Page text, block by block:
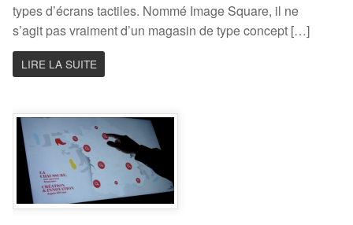
types d’écrans tactiles. Nommé Image Square, il ne
s’agit pas vraiment d’un magasin de type concept […]
LIRE LA SUITE